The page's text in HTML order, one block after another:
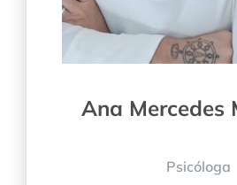
Ana Mercedes
Psicóloga